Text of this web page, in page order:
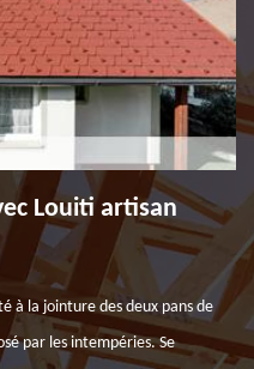
Louiti artisan
à la jointure des deux pans de
par les intempéries. Se